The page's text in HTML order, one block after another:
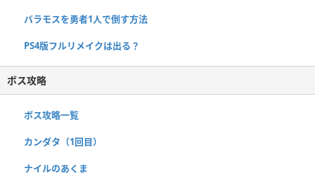
バラモスを勇者1人で倒す方法
PS4版フルリメイクは出る？
ボス攻略
ボス攻略一覧
カンダタ（1回目）
ナイルのあくま